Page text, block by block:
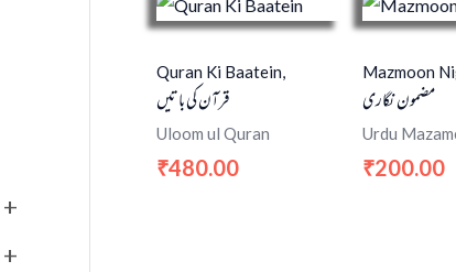
+
+
Quran Ki Baatein,
قرآن کی باتیں
Uloom ul Quran
₹480.00
Mazmoon
مضمون نگاری
Urdu
₹200.00